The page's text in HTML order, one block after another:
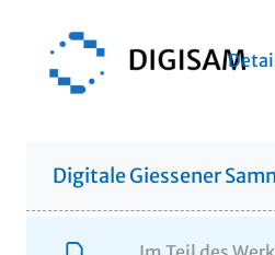
Digitale Giessener